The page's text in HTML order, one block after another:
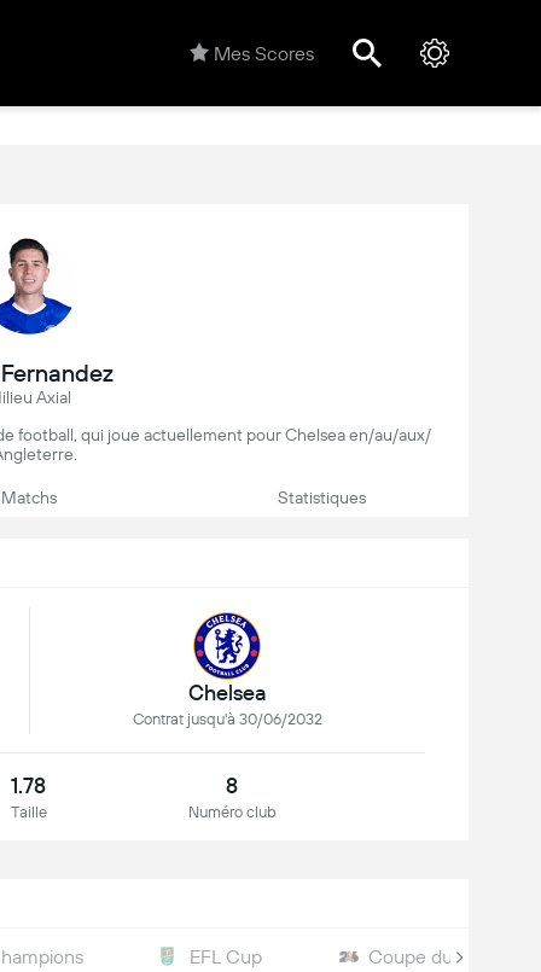
Mes Scores
Axial
football, qui joue actuellement pour Chelsea en/au/aux/
Matchs Statistiques
Chelsea
Contrat jusqu'à 30/06/2032
1.78
Taille
8
Numéro club
EFL Cup Coupe du Monde